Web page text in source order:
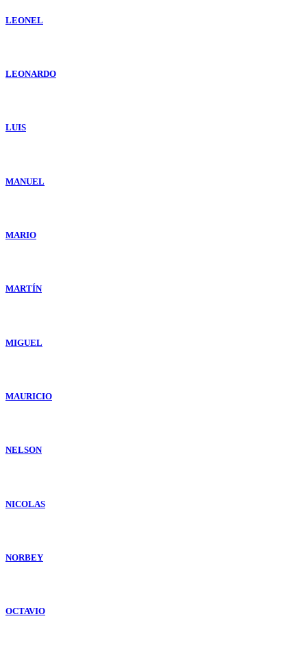
LEONEL
LEONARDO
LUIS
MANUEL
MARIO
MARTÍN
MIGUEL
MAURICIO
NELSON
NICOLAS
NORBEY
OCTAVIO